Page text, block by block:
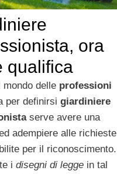
ora
qualifica
mondo delle professioni
per definirsi giardiniere
serve avere una
adempiere alle richieste
per il riconoscimento.
i disegni di leggein tal